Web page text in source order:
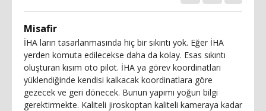
Misafir
İHA ların tasarlanmasında hiç bir sıkıntı yok. Eğer İHA
yerden komuta edilecekse daha da kolay. Esas sıkıntı
oluşturan kısım oto pilot. İHA ya görev koordinatları
yüklendiğinde kendisi kalkacak koordinatlara göre
gezecek ve geri dönecek. Bunun yapımı yoğun bilgi
gerektirmekte. Kaliteli jiroskoptan kaliteli kameraya kadar